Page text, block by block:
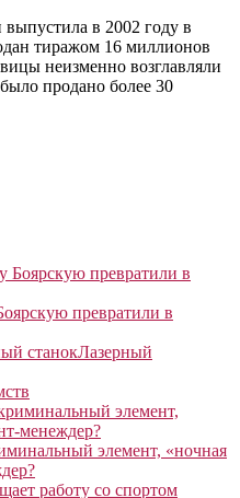
в 2002 году в
тиражом 16 миллионов
неизменно возглавляли
продано более 30
превратили в
Лазерный
элемент, «ночная